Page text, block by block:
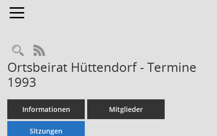
Toggle navigation
Rechercheauswahl
RSS-Feed
Ortsbeirat Hüttendorf - Termine
1993
Informationen Mitglieder
Sitzungen